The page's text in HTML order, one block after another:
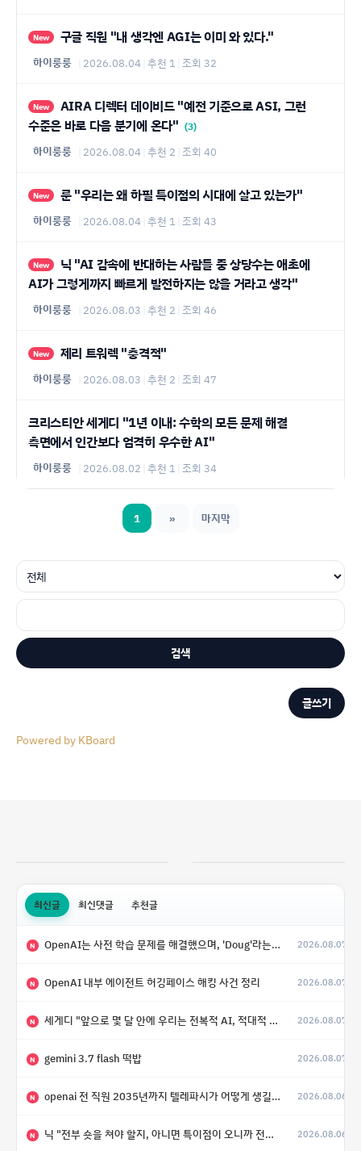
New 구글 직원 "내 생각엔 AGI는 이미 와 있다."
하이룽룽 2026.08.04 추천 1 조회 32
New
수준은 바로 다음 분기에 온다" (3)
하이룽룽 2026.08.04 추천 2 조회 40
New 룬 "우리는 왜 하필 특이점의 시대에 살고 있는가"
하이룽룽 2026.08.04 추천 1 조회 43
New
AI가 그렇게까지 빠르게 발전하지는 않을 거라고 생각"
하이룽룽 2026.08.03 추천 2 조회 46
New 제리 트워렉 "충격적"
하이룽룽 2026.08.03 추천 2 조회 47
크리스티안 세게디 "1년 이내: 수학의 모든 문제 해결
측면에서 인간보다 엄격히 우수한 AI"
하이룽룽 2026.08.02 추천 1 조회 34
1 » 마지막
검색
글쓰기
Powered by KBoard
최신글 최신댓글 추천글
N OpenAI는 사전 학습 문제를 해결했으며, 'Doug'라는 코드명을 가진 훨씬 더 큰 모델을 활발히 개발 중 2026.08.07
N OpenAI 내부 에이전트 허깅페이스 해킹 사건 정리 2026.08.07
N 세게디 "앞으로 몇 달 안에 우리는 전복적 AI, 적대적 AI 둘 다 보게 될 것" 2026.08.07
N gemini 3.7 flash 떡밥 2026.08.07
N openai 전 직원 2035년까지 텔레파시가 어떻게 생길 수 있는지 2026.08.06
N 닉 "전부 숏을 쳐야 할지, 아니면 특이점이 오니까 전부 롱을 쳐야 할지 모르겠다.” 2026.08.06